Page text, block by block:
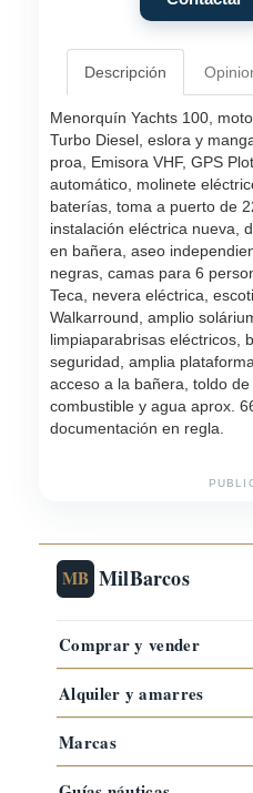
Descripción
Menorquín Yachts 100,
Turbo Diesel, eslora y
proa, Emisora VHF, GPS
automático, molinete
baterías, toma a puerto de
instalación eléctrica nueva,
en bañera, aseo
negras, camas para 6
Teca, nevera eléctrica,
Walkarround, amplio
limpiaparabrisas eléctricos,
seguridad, amplia
acceso a la bañera, toldo
combustible y agua aprox.
documentación en regla.
MB MilBarcos
Comprar y vender
Alquiler y amarres
Marcas